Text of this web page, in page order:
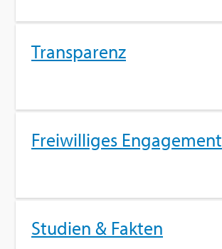
Trans­pa­renz
Frei­wil­li­ges En­ga­ge­ment
Stu­di­en & Fak­ten